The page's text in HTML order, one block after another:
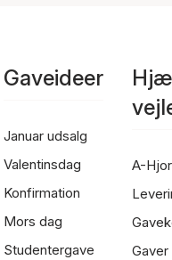
Gaveideer
Januar udsalg
Valentinsdag
Konfirmation
Mors dag
Studentergave
A-